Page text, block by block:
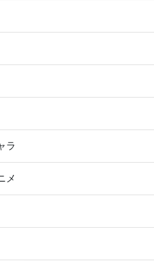
ラ
メ